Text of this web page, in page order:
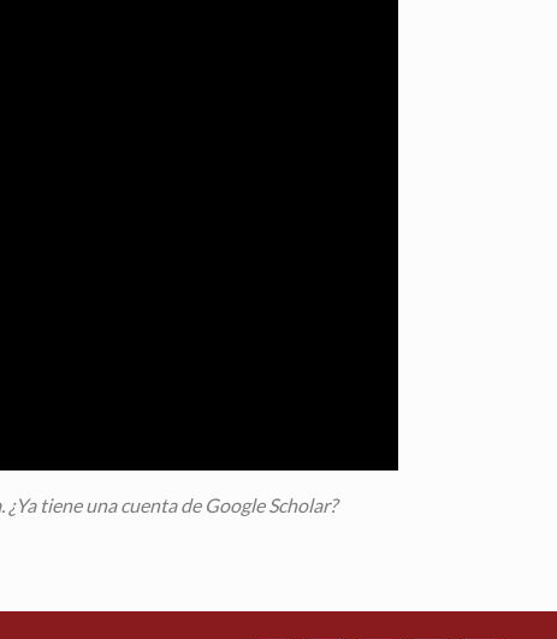
tiene una cuenta de Google Scholar?